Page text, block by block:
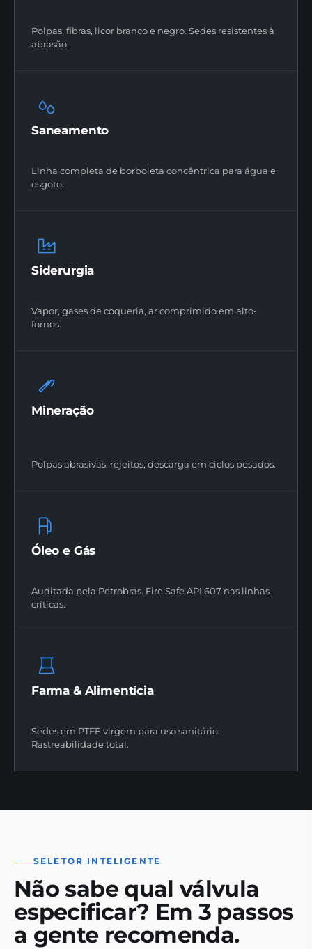
Polpas, fibras, licor branco e negro. Sedes resistentes à
abrasão.
Saneamento
Linha completa de borboleta concêntrica para água e
esgoto.
Siderurgia
Vapor, gases de coqueria, ar comprimido em alto-
fornos.
Mineração
Polpas abrasivas, rejeitos, descarga em ciclos pesados.
Óleo e Gás
Auditada pela Petrobras. Fire Safe API 607 nas linhas
críticas.
Farma & Alimentícia
Sedes em PTFE virgem para uso sanitário.
Rastreabilidade total.
SELETOR INTELIGENTE
Não sabe qual válvula
especificar? Em 3 passos
a gente recomenda.